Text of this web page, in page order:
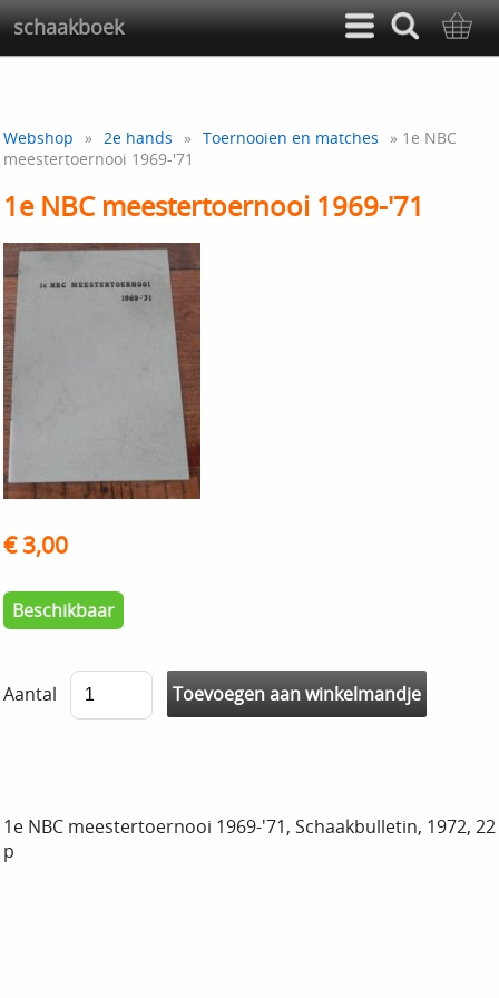
schaakboek
Webshop » 2e hands » Toernooien en matches
» 1e NBC
meestertoernooi 1969-'71
1e NBC meestertoernooi 1969-'71
€ 3,00
Beschikbaar
Aantal
1e NBC meestertoernooi 1969-'71, Schaakbulletin, 1972, 22
p